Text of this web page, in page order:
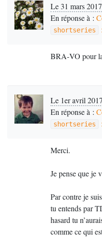
Le 31 mars
En réponse à :
shortseries
BRA-VO pour
Le 1er avril
En réponse à :
shortseries
Merci.
Je pense que je
Par contre je
tu entends par
hasard tu
comme ce qui